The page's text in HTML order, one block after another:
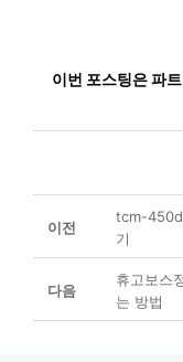
이번 포스팅은 파
이전
tcm-
기
다음
휴고보스
는 방법